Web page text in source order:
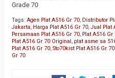
Grade 70
Tags: Agen Plat A516 Gr 70 Distributor
Jakarta Harga Plat A516 Gr 70 Jual Plat
Persamaan Plat A516 Gr 70 Plat A516
Plat A516 Gr 70 Original plat asme sa
Plat A516 Gr 70 Sto70kist Plat A516 Gr 70
Gr 70